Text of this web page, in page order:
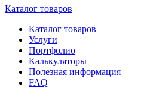
Каталог товаров
Каталог товаров
Услуги
Портфолио
Калькуляторы
Полезная информация
FAQ